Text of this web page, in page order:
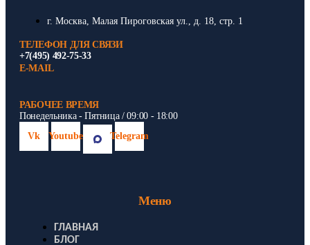
г. Москва, Малая Пироговская ул., д. 18, стр. 1
ТЕЛЕФОН ДЛЯ СВЯЗИ
+7(495) 492-75-33
E-MAIL
РАБОЧЕЕ ВРЕМЯ
Понедельника - Пятница / 09:00 - 18:00
Vk
Youtube Telegram
Меню
ГЛАВНАЯ
БЛОГ